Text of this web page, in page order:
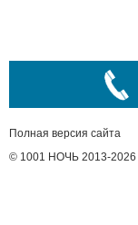
Полная версия сайта
© 1001 НОЧЬ 2013-2026